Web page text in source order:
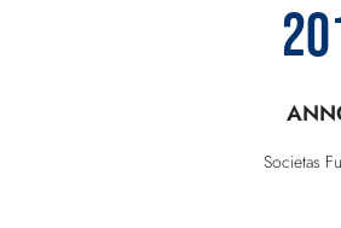
Societas